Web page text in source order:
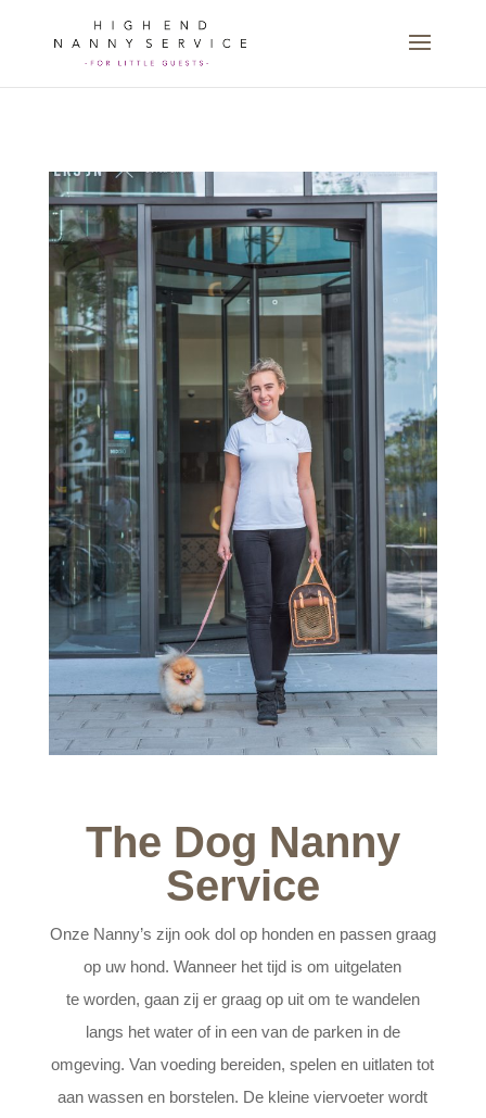
The Dog Nanny
Service
Onze Nanny’s zijn ook dol op honden en passen graag
op uw hond. Wanneer het tijd is om uitgelaten
te worden, gaan zij er graag op uit om te wandelen
langs het water of in een van de parken in de
omgeving. Van voeding bereiden, spelen en uitlaten tot
aan wassen en borstelen. De kleine viervoeter wordt